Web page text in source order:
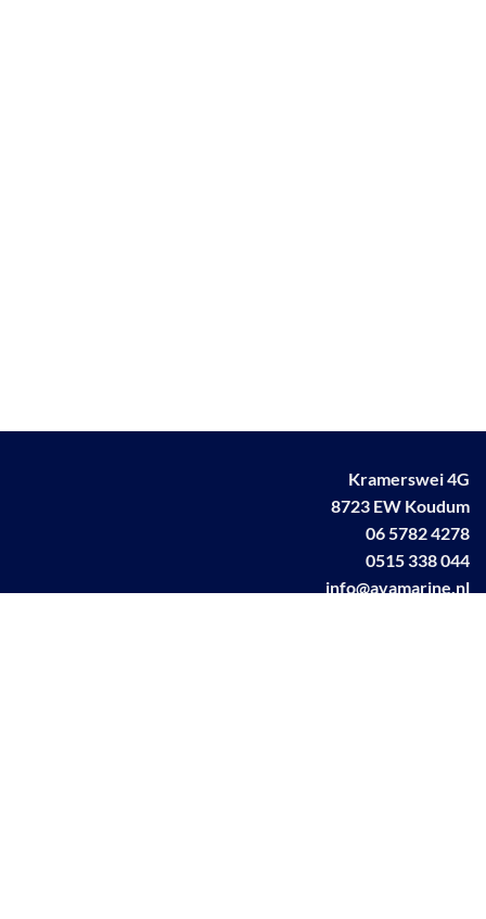
Kramerswei 4G
8723 EW Koudum
06 5782 4278
0515 338 044
info@avamarine.nl